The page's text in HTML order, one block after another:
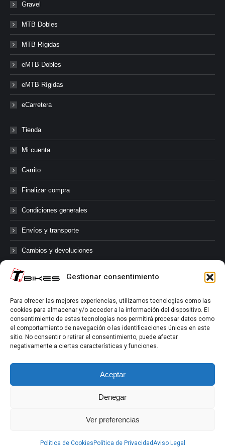
Gestionar consentimiento
Para ofrecer las mejores experiencias, utilizamos tecnologías como las
cookies para almacenar y/o acceder a la información del dispositivo. El
consentimiento de estas tecnologías nos permitirá procesar datos como
el comportamiento de navegación o las identificaciones únicas en este
sitio. No consentir o retirar el consentimiento, puede afectar
negativamente a ciertas características y funciones.
Aceptar
Denegar
Ver preferencias
Politica de Cookies Política de PrivacidadAviso Legal
Gravel
MTB Dobles
MTB Rígidas
eMTB Dobles
eMTB Rígidas
eCarretera
Tienda
Mi cuenta
Carrito
Finalizar compra
Condiciones generales
Envíos y transporte
Cambios y devoluciones
@tbikes.cat #tbikes
Síguenos en las redes sociales de Tbikes, mantente informado de
nuestras novedades, productos, salidas en grupo, ofertas, sorteos ...
y muchos más!